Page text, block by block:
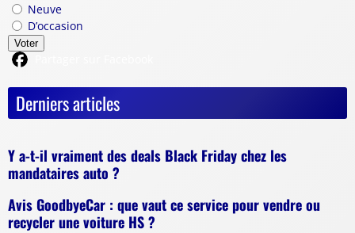
Neuve
D’occasion
Voter
Derniers articles
Y a-t-il vraiment des deals Black Friday chez les
mandataires auto ?
Avis GoodbyeCar : que vaut ce service pour vendre ou
recycler une voiture HS ?